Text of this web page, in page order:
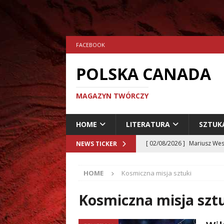
FACEBOOK
POLSKA CANADA
MAGAZYN TWÓRCZY
HOME LITERATURA
NEWS TICKER [ 02/08/2026 ] Mariusz
[ 23/07/2026 ] Dariusz
[ 19/07/2026 ]
Tomasz
HOME Kosmiczna misja sztuki
Kosmiczna misja